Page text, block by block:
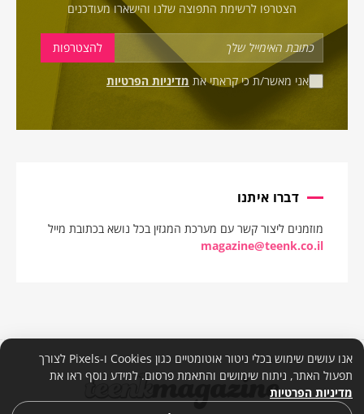
הצטרפו לרשימת התפוצה שלנו והישארו מעודכנים
אני מאשר/ת כי קראתי את מדיניות הפרטיות
דברו איתנו
מוזמנים ליצור קשר עם מערכת המגזין בכל נושא בכתובת מייל
magazine@teenk.co.il
אנו עושים שימוש בכלי ניטור אוטומטיים כגון Cookies ו-Pixels לצורך
תפעול האתר, ניתוח שימושים והתאמת פרסום. למידע נוסף ראו את
מדיניות הפרטיות